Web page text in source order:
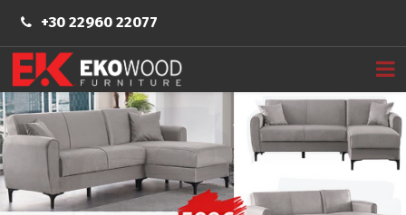
+30 22960 22077